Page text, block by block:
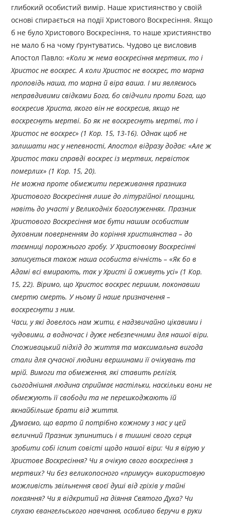
глибокий особистий вимір. Наше християнство у своїй
основі спирається на події Христового Воскресіння. Якщо
б не було Христового Воскресіння, то наше християнство
не мало б на чому ґрунтуватись. Чудово це висловив
Апостол Павло:«Коли ж нема воскресіння мертвих, то і
Христос не воскрес. А коли Христос не воскрес, то марна
проповідь наша, то марна й віра ваша. І ми являємось
неправдивими свідками Бога, бо свідчили проти Бога, що
воскресив Христа, якого він не воскресив, якщо не
воскреснуть мертві. Бо як не воскреснуть мертві, то і
Христос не воскрес» (1 Кор. 15, 13-16). Однак щоб не
залишати нас у непевності, Апостол відразу додає: «Але ж
Христос таки справді воскрес із мертвих, первісток
померлих» (1 Кор. 15, 20).
Не можна проте обмежити переживання празника
Христового Воскресіння лише до літургійної площини,
навіть до участі у Великодніх богослуженнях. Празник
Христового Воскресіння має бути нашим особистим
духовним поверненням до коріння християнства – до
таємниці порожнього гробу. У Христовому Воскресінні
записується також наша особиста вічність – «Як бо в
Адамі всі вмирають, так у Христі й оживуть усі» (1 Кор.
15, 22). Віримо, що Христос воскрес першим, поконавши
смертю смерть. У ньому й наше призначення –
воскреснути з ним.
Часи, у які довелось нам жити, є надзвичайно цікавими і
чудовими, а водночас і дуже небезпечними для нашої віри.
Споживацький підхід до життя та максимальна вигода
стали для сучасної людини вершинами її очікувань та
мрій. Вимоги та обмеження, які ставить релігія,
сьогоднішня людина сприймає настільки, наскільки вони не
обмежують її свободи та не перешкоджають їй
якнайбільше брати від життя.
Думаємо, що варто й потрібно кожному з нас у цей
величний Празник зупинитись і в тишині свого серця
зробити собі іспит совісті щодо нашої віри: Чи я вірую у
Христове Воскресіння? Чи я очікую свого воскресіння з
мертвих? Чи без великопосного «примусу» використовую
можливість звільнення своєї душі від гріхів у тайні
покаяння? Чи я відкритий на діяння Святого Духа? Чи
слухаю євангельського навчання, особливо беручи в руки